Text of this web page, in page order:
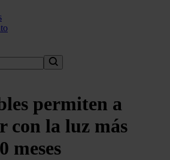
permiten a
con la luz más
meses